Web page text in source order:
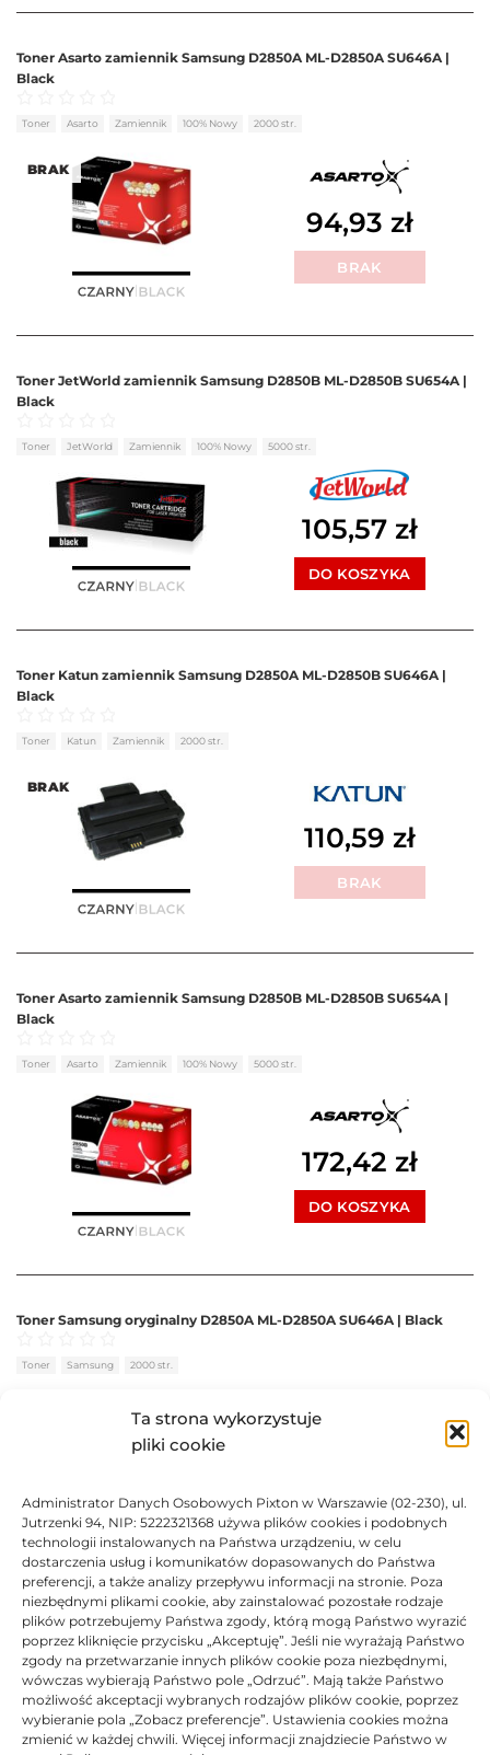
Ta strona wykorzystuje
pliki cookie
Administrator Danych Osobowych Pixton w Warszawie (02-230), ul.
Jutrzenki 94, NIP: 5222321368 używa plików cookies i podobnych
technologii instalowanych na Państwa urządzeniu, w celu
dostarczenia usług i komunikatów dopasowanych do Państwa
preferencji, a także analizy przepływu informacji na stronie. Poza
niezbędnymi plikami cookie, aby zainstalować pozostałe rodzaje
plików potrzebujemy Państwa zgody, którą mogą Państwo wyrazić
poprzez kliknięcie przycisku „Akceptuję”. Jeśli nie wyrażają Państwo
zgody na przetwarzanie innych plików cookie poza niezbędnymi,
wówczas wybierają Państwo pole „Odrzuć”. Mają także Państwo
możliwość akceptacji wybranych rodzajów plików cookie, poprzez
wybieranie pola „Zobacz preferencje”. Ustawienia cookies można
zmienić w każdej chwili. Więcej informacji znajdziecie Państwo w
BRAK
Toner Asarto zamiennik Samsung D2850A ML-D2850A SU646A |
Black
Oceniono 0na 5
Toner Asarto Zamiennik 100% Nowy 2000 str.
94,93 zł
BRAK
Toner JetWorld zamiennik Samsung D2850B ML-D2850B SU654A |
Black
Oceniono na 5
Toner JetWorld Zamiennik 100% Nowy 5000 str.
105,57 zł
DO KOSZYKA
BRAK
Toner Katun zamiennik Samsung D2850A ML-D2850B SU646A |
Black
Oceniono
Toner Katun Zamiennik 2000 str.
110,59 zł
BRAK
Toner Asarto zamiennik Samsung D2850B ML-D2850B SU654A |
Black
Oceniono 0na 5
Toner Asarto Zamiennik 100% Nowy 5000 str.
172,42 zł
DO KOSZYKA
Toner Samsung oryginalny D2850A ML-D2850A SU646A | Black
Oceniono
Toner Samsung 2000 str.
BRAK
BRAK
Toner Samsung oryginalny D2850B ML-D2850B SU654A | Black
Oceniono0na 5
Toner Samsung 5000 str.